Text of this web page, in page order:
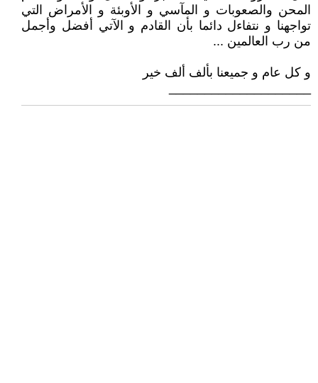
المحن والصعوبات و المآسي و الأوبئة و الأمراض التي
تواجهنا و نتفاءل دائما بأن القادم و الآتي أفضل وأجمل
من رب العالمين ...
و كل عام و جميعنا بألف ألف خير